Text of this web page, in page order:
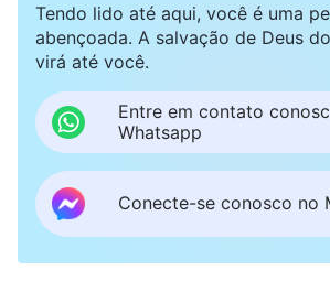
Tendo lido até aqui, você é uma
abençoada. A salvação de Deus
virá até você.
Entre em contato
Whatsapp
Conecte-se conosco no